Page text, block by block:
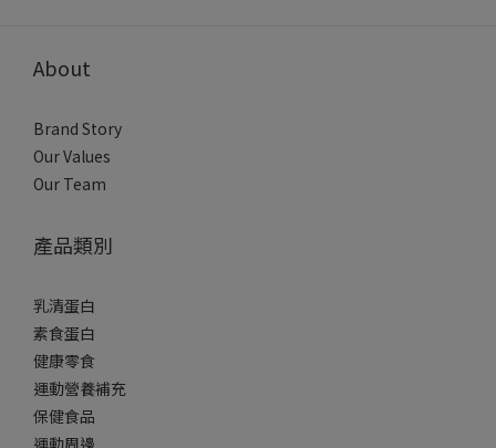
About
Brand Story
Our Values
Our Team
產品類別
乳清蛋白
素食蛋白
健康零食
運動營養補充
保健食品